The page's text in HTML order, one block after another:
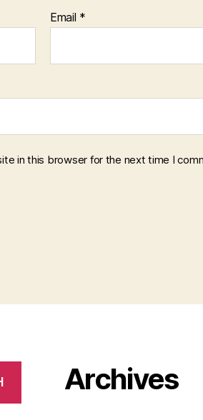
Email *
in this browser for the next time I
Archives